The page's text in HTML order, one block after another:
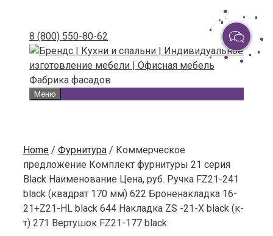
content8 (800) 550-80-62
Фабрика фасадов
Меню
Home / Фурнитура / Коммерческое
предложение Комплект фурнитуры 21 серия
Black Наименование Цена, руб. Ручка FZ21-241
black (квадрат 170 мм) 622 Броненакладка 16-
21+Z21-HL black 644 Накладка ZS -21-X black (к-
т) 271 Вертушок FZ21-177 black